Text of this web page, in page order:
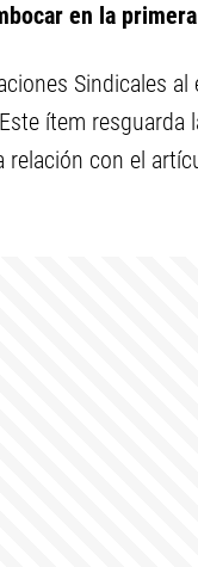
en la
Sindicales
ítem resguarda
con el